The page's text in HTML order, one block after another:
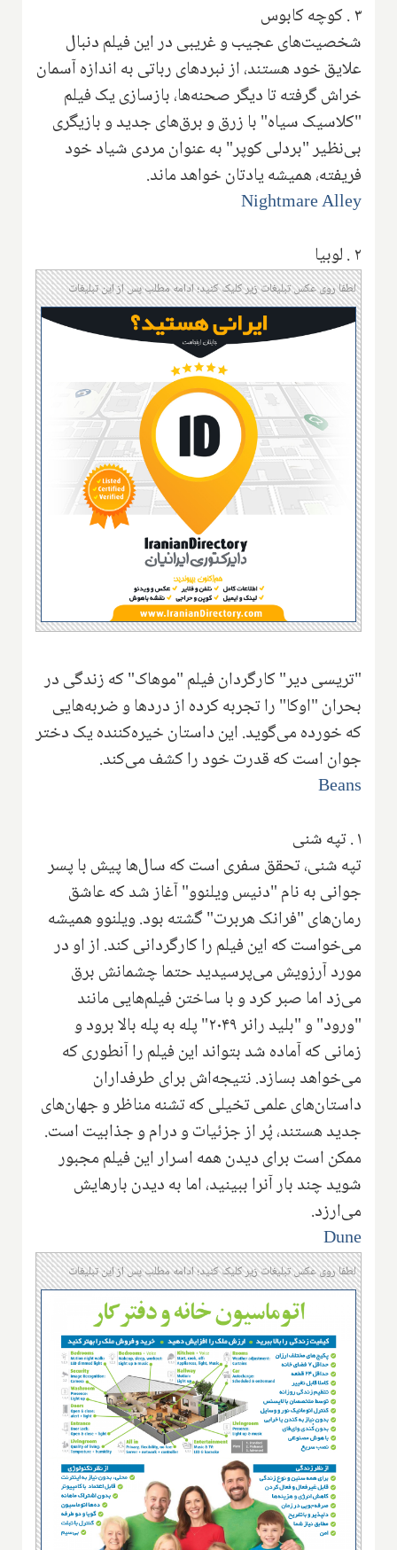
۳ .کوچه کابوس
شخصیت‌های عجیب و غریبی در این فیلم دنبال
علایق خود هستند، از نبردهای رباتی به اندازه آسمان
خراش گرفته تا دیگر صحنه‌ها، بازسازی یک فیلم
"کلاسیک سیاه" با زرق و برق‌های جدید و بازیگری
بی‌نظیر "بردلی کوپر" به عنوان مردی شیاد خود
فریفته، همیشه یادتان خواهد ماند.
Nightmare Alley
۲ .لوبیا
لطفا روی عکس تبلیغات زیر کلیک کنید؛ ادامه مطلب پس از این تبلیغات
"تریسی دیر" کارگردان فیلم "موهاک" که زندگی در
بحران "اوکا" را تجربه کرده از دردها و ضربه‌هایی
که خورده می‌گوید. این داستان خیره‌کننده یک دختر
جوان است که قدرت خود را کشف می‌کند.
Beans
۱.تپه شنی
تپه شنی، تحقق سفری است که سال‌ها پیش با پسر
جوانی به نام "دنیس ویلنوو" آغاز شد که عاشق
رمان‌های "فرانک هربرت" گشته بود. ویلنوو همیشه
می‌خواست که این فیلم را کارگردانی کند. از او در
مورد آرزویش می‌پرسیدید حتما چشمانش برق
می‌زد اما صبر کرد و با ساختن فیلم‌هایی مانند
"ورود" و "بلید رانر ۲۰۴۹" پله به پله بالا برود و
زمانی که آماده شد بتواند این فیلم را آنطوری که
می‌خواهد بسازد. نتیجه‌اش برای طرفداران
داستان‌های علمی تخیلی که تشنه مناظر و جهان‌های
جدید هستند، پُر از جزئیات و درام و جذابیت است.
ممکن است برای دیدن همه اسرار این فیلم مجبور
شوید چند بار آنرا ببینید، اما به دیدن بارهایش
می‌ارزد.
Dune
لطفا روی عکس تبلیغات زیر کلیک کنید؛ ادامه مطلب پس از این تبلیغات